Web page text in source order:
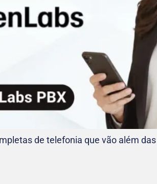
de telefonia que vão além